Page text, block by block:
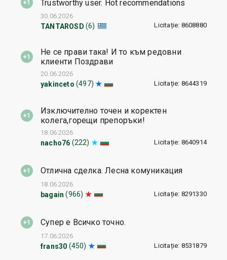
Trustworthy user. Hot recommendations
TANTAROSD (6) Licitație: 8608880
30.06.2026
Не се прави така! И то към редовни
клиенти Поздрави
yakinceto (497) Licitație: 8644319
20.06.2026
Изключително точен и коректен
колега,горещи препоръки!
nacho76 (222) Licitație: 8640914
18.06.2026
Отлична сделка. Лесна комуникация
bagain (966) Licitație: 8291330
18.06.2026
Супер е Всичко точно.
frans30 (450) Licitație: 8531879
17.06.2026